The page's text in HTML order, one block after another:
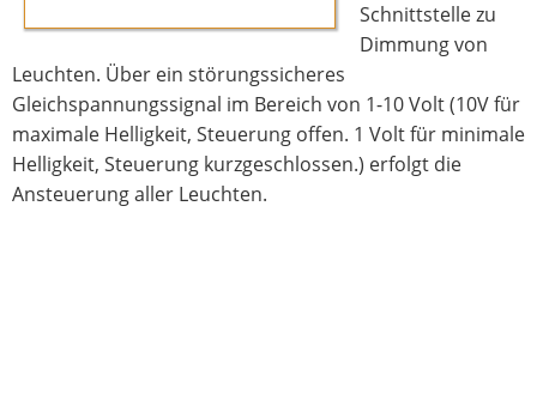
Schnittstelle zu
Dimmung von
Leuchten. Über ein störungssicheres
Gleichspannungssignal im Bereich von 1-10 Volt (10V für
maximale Helligkeit, Steuerung offen. 1 Volt für minimale
Helligkeit, Steuerung kurzgeschlossen.) erfolgt die
Ansteuerung aller Leuchten.